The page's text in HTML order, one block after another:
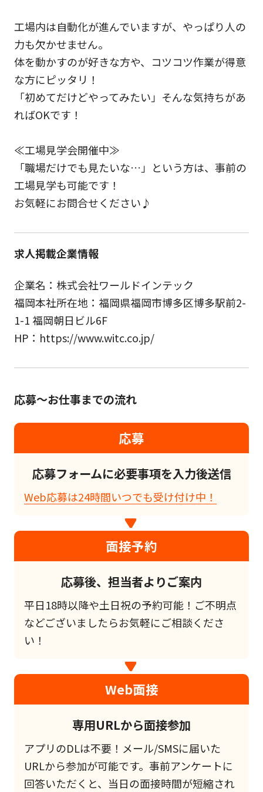
工場内は自動化が進んでいますが、やっぱり人の
力も欠かせません。
体を動かすのが好きな方や、コツコツ作業が得意
な方にピッタリ！
「初めてだけどやってみたい」そんな気持ちがあ
ればOKです！
≪工場見学会開催中≫
「職場だけでも見たいな…」という方は、事前の
工場見学も可能です！
お気軽にお問合せください♪
求人掲載企業情報
企業名：株式会社ワールドインテック
福岡本社所在地：福岡県福岡市博多区博多駅前2-
1-1 福岡朝日ビル6F
HP：https://www.witc.co.jp/
応募～お仕事までの流れ
応募
応募フォームに必要事項を入力後送信
Web応募は24時間いつでも受け付け中！
面接予約
応募後、担当者よりご案内
平日18時以降や土日祝の予約可能！ご不明点
などございましたらお気軽にご相談くださ
い！
Web面接
専用URLから面接参加
アプリのDLは不要！メール/SMSに届いた
URLから参加が可能です。事前アンケートに
回答いただくと、当日の面接時間が短縮され